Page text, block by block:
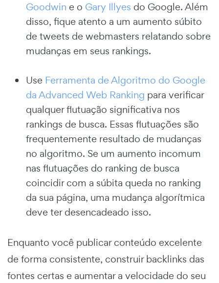
Goodwin e o Gary Illyes do Google. Além
disso, fique atento a um aumento súbito
de tweets de webmasters relatando sobre
mudanças em seus rankings.
Use Ferramenta de Algoritmo do Google
da Advanced Web Ranking para verificar
qualquer flutuação significativa nos
rankings de busca. Essas flutuações são
frequentemente resultado de mudanças
no algoritmo. Se um aumento incomum
nas flutuações do ranking de busca
coincidir com a súbita queda no ranking
da sua página, uma mudança algorítmica
deve ter desencadeado isso.
Enquanto você publicar conteúdo excelente
de forma consistente, construir backlinks das
fontes certas e aumentar a velocidade do seu